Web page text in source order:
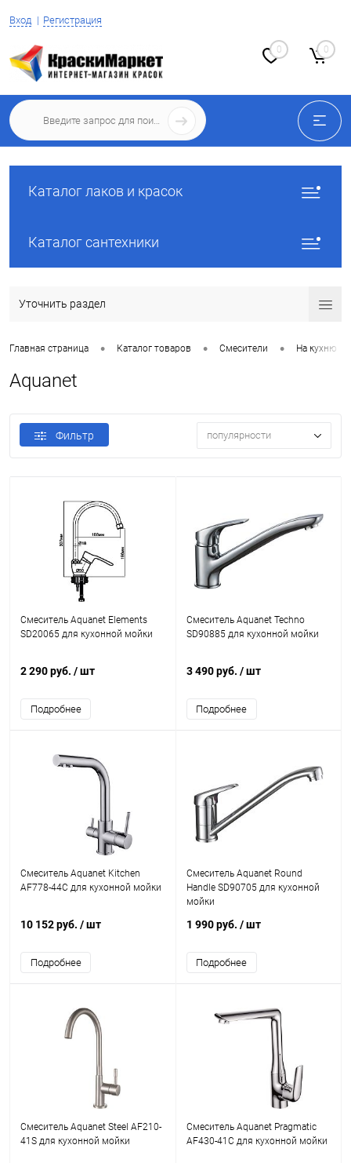
Вход Регистрация
0 0
Каталог лаков и красок
Каталог сантехники
Уточнить раздел
Главная страница • Каталог товаров • Смесители • На кухню
Aquanet
Фильтр популярности
Смеситель Aquanet Elements
SD20065 для кухонной мойки
2 290 руб. / шт
Подробнее
Смеситель Aquanet Techno
SD90885 для кухонной мойки
3 490 руб. / шт
Подробнее
Смеситель Aquanet Kitchen
AF778-44С для кухонной мойки
10 152 руб. / шт
Подробнее
Смеситель Aquanet Round
Handle SD90705 для кухонной
мойки
1 990 руб. / шт
Подробнее
Смеситель Aquanet Steel AF210-
41S для кухонной мойки
Смеситель Aquanet Pragmatic
AF430-41С для кухонной мойки